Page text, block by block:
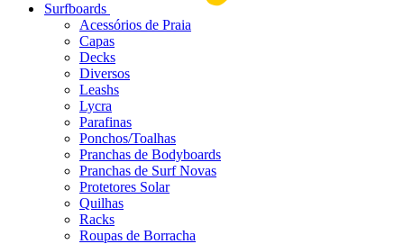
Surfboards
Acessórios de Praia
Capas
Decks
Diversos
Leashs
Lycra
Parafinas
Ponchos/Toalhas
Pranchas de Bodyboards
Pranchas de Surf Novas
Protetores Solar
Quilhas
Racks
Roupas de Borracha